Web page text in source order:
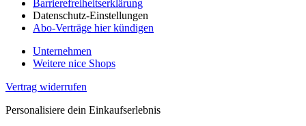
Barrierefreiheitserklärung
Datenschutz-Einstellungen
Abo-Verträge hier kündigen
Unternehmen
Weitere nice Shops
Vertrag widerrufen
Personalisiere dein Einkaufserlebnis